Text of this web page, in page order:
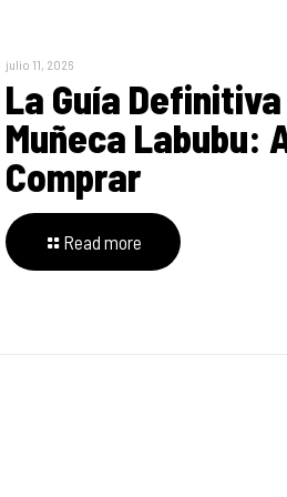
julio 11, 2026
La Guía
Muñeca Labubu:
Comprar
Read more